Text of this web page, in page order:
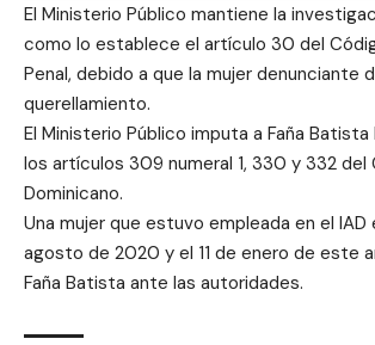
El Ministerio Público mantiene la
como lo establece el artículo 30 del
Penal, debido a que la mujer denunciante
querellamiento.
El Ministerio Público imputa a Faña
los artículos 309 numeral 1, 330 y 332 del
Dominicano.
Una mujer que estuvo empleada en el IAD
agosto de 2020 y el 11 de enero de este
Faña Batista ante las autoridades.